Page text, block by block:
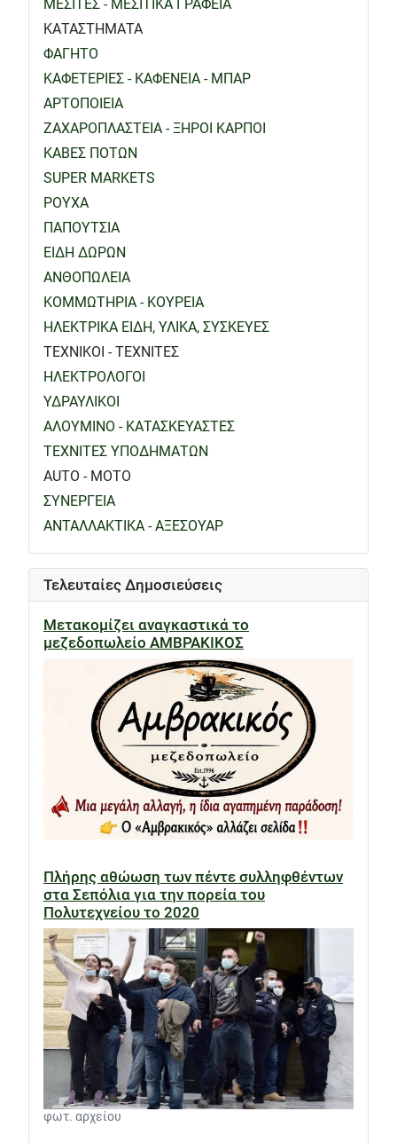
ΜΕΣΙΤΕΣ - ΜΕΣΙΤΙΚΑ ΓΡΑΦΕΙΑ
ΚΑΤΑΣΤΗΜΑΤΑ
ΦΑΓΗΤΟ
ΚΑΦΕΤΕΡΙΕΣ - ΚΑΦΕΝΕΙΑ - ΜΠΑΡ
ΑΡΤΟΠΟΙΕΙΑ
ΖΑΧΑΡΟΠΛΑΣΤΕΙΑ - ΞΗΡΟΙ ΚΑΡΠΟΙ
ΚΑΒΕΣ ΠΟΤΩΝ
SUPER MARKETS
ΡΟΥΧΑ
ΠΑΠΟΥΤΣΙΑ
ΕΙΔΗ ΔΩΡΩΝ
ΑΝΘΟΠΩΛΕΙΑ
ΚΟΜΜΩΤΗΡΙΑ - ΚΟΥΡΕΙΑ
ΗΛΕΚΤΡΙΚΑ ΕΙΔΗ, ΥΛΙΚΑ, ΣΥΣΚΕΥΕΣ
ΤΕΧΝΙΚΟΙ - ΤΕΧΝΙΤΕΣ
ΗΛΕΚΤΡΟΛΟΓΟΙ
ΥΔΡΑΥΛΙΚΟΙ
ΑΛΟΥΜΙΝΟ - ΚΑΤΑΣΚΕΥΑΣΤΕΣ
ΤΕΧΝΙΤΕΣ ΥΠΟΔΗΜΑΤΩΝ
AUTO - MOTO
ΣΥΝΕΡΓΕΙΑ
ΑΝΤΑΛΛΑΚΤΙΚΑ - ΑΞΕΣΟΥΑΡ
Τελευταίες Δημοσιεύσεις
Μετακομίζει αναγκαστικά το
μεζεδοπωλείο ΑΜΒΡΑΚΙΚΟΣ
Πλήρης αθώωση των πέντε συλληφθέντων
στα Σεπόλια για την πορεία του
Πολυτεχνείου το 2020
φωτ. αρχείου